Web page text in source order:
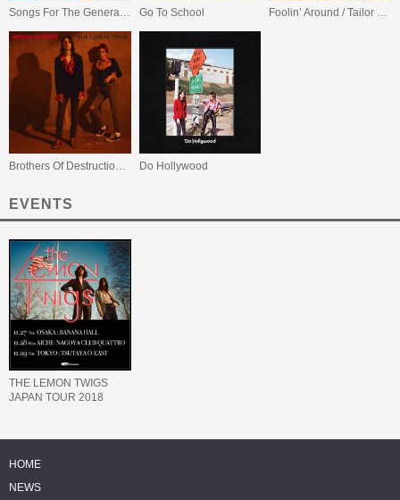
Songs For The General Public Go To School Foolin’ Around / Tailor Made EP
Brothers Of Destruction EP Do Hollywood
EVENTS
THE LEMON TWIGS
JAPAN TOUR 2018
HOME
NEWS